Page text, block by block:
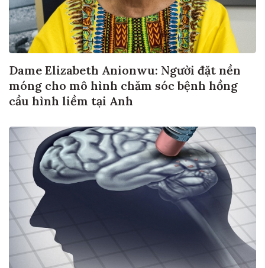
Dame Elizabeth Anionwu: Người đặt nền
móng cho mô hình chăm sóc bệnh hồng
cầu hình liềm tại Anh